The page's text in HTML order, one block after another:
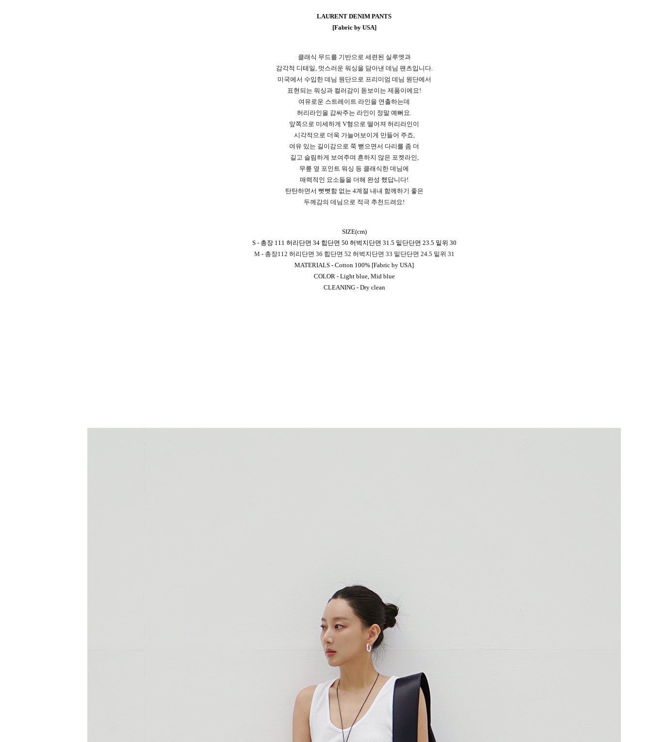
LAURENT DENIM PANTS
[Fabric by USA]
클래식 무드를 기반으로 세련된 실루엣과
감각적 디테일, 멋스러운 워싱을 담아낸 데님 팬츠입니다.
미국에서 수입한 데님 원단으로 프리미엄 데님 원단에서
표현되는 워싱과 컬러감이 돋보이는 제품이에요!
여유로운 스트레이트 라인을 연출하는데
허리라인을 감싸주는 라인이 정말 예뻐요.
앞쪽으로 미세하게 V형으로 떨어져 허리라인이
시각적으로 더욱 가늘어보이게 만들어 주죠,
여유 있는 길이감으로 쭉 뻗으면서 다리를 좀 더
길고 슬림하게 보여주며 흔하지 않은 포켓라인,
무릎 옆 포인트 워싱 등 클래식한 데님에
매력적인 요소들을 더해 완성 했답니다!
탄탄하면서 뻣뻣함 없는 4계절 내내 함께하기 좋은
두께감의 데님으로 적극 추천드려요!
SIZE(cm)
S - 총장 111 허리단면 34 힙단면 50 허벅지단면 31.5 밑단단면 23.5 밑위 30
M - 총장112 허리단면 36 힙단면 52 허벅지단면 33 밑단단면 24.5 밑위 31
MATERIALS - Cotton 100% [Fabric by USA]
COLOR - Light blue, Mid blue
CLEANING - Dry clean